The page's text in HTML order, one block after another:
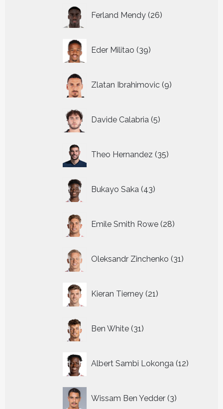
Ferland Mendy 26
producten
Eder Militao 39
producten
Zlatan Ibrahimovic 9
producten
Davide Calabria 5
producten
Theo Hernandez 35
producten
Bukayo Saka 43
producten
Emile Smith Rowe 28
producten
Oleksandr Zinchenko 31
producten
Kieran Tierney 21
producten
Ben White 31
producten
Albert Sambi Lokonga 12
Wissam Ben Yedder 3
producten